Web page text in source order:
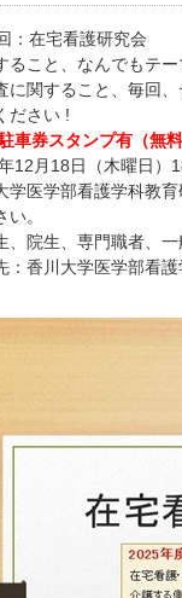
：在宅看護研究会
ること、なんでもテ
に関すること、毎回
ださい !
券スタンプ有（無料
月18日（木曜日）
医学部看護学科教
。
、院生、専門職者、
：香川大学医学部看